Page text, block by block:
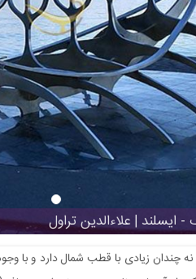
| علاءالدین تراول
چندان زیادی با قطب شمال دارد و با